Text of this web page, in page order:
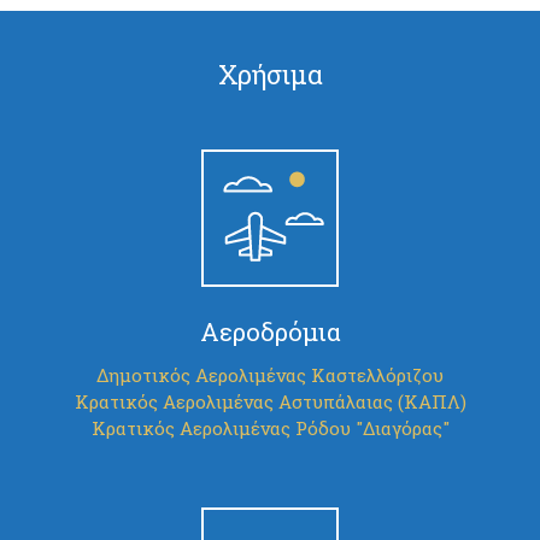
Χρήσιμα
Αεροδρόμια
Δημοτικός Αερολιμένας Καστελλόριζου
Κρατικός Αερολιμένας Αστυπάλαιας (ΚΑΠΛ)
Κρατικός Αερολιμένας Ρόδου "Διαγόρας"